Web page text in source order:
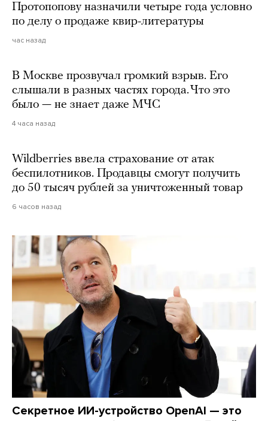
Протопопову назначили четыре года условно
по делу о продаже квир-литературы
час назад
В Москве прозвучал громкий взрыв. Его
слышали в разных частях города. Что это
было — не знает даже МЧС
4 часа назад
Wildberries ввела страхование от атак
беспилотников. Продавцы смогут получить
до 50 тысяч рублей за уничтоженный товар
6 часов назад
Секретное ИИ-устройство OpenAI — это